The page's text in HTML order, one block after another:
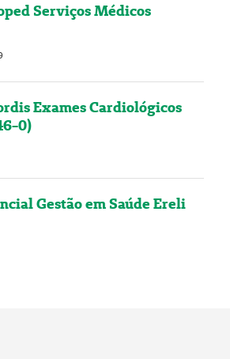
Serviços Médicos
Exames Cardiológicos
0)
Gestão em Saúde Ereli